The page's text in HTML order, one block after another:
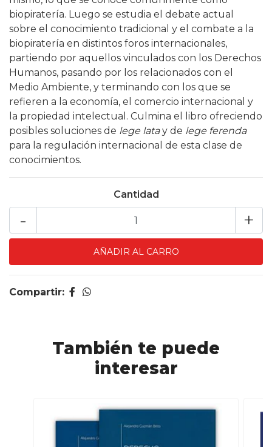
biopiratería. Luego se estudia el debate actual
sobre el conocimiento tradicional y el combate a la
biopiratería en distintos foros internacionales,
partiendo por aquellos vinculados con los Derechos
Humanos, pasando por los relacionados con el
Medio Ambiente, y terminando con los que se
refieren a la economía, el comercio internacional y
la propiedad intelectual. Culmina el libro ofreciendo
posibles soluciones de lege latay de lege ferenda
para la regulación internacional de esta clase de
conocimientos.
Cantidad
+
-
Compartir:
También te puede
interesar